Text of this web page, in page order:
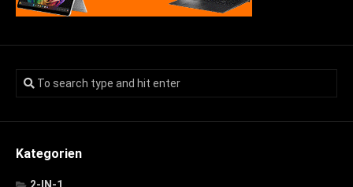
Kategorien
2-IN-1